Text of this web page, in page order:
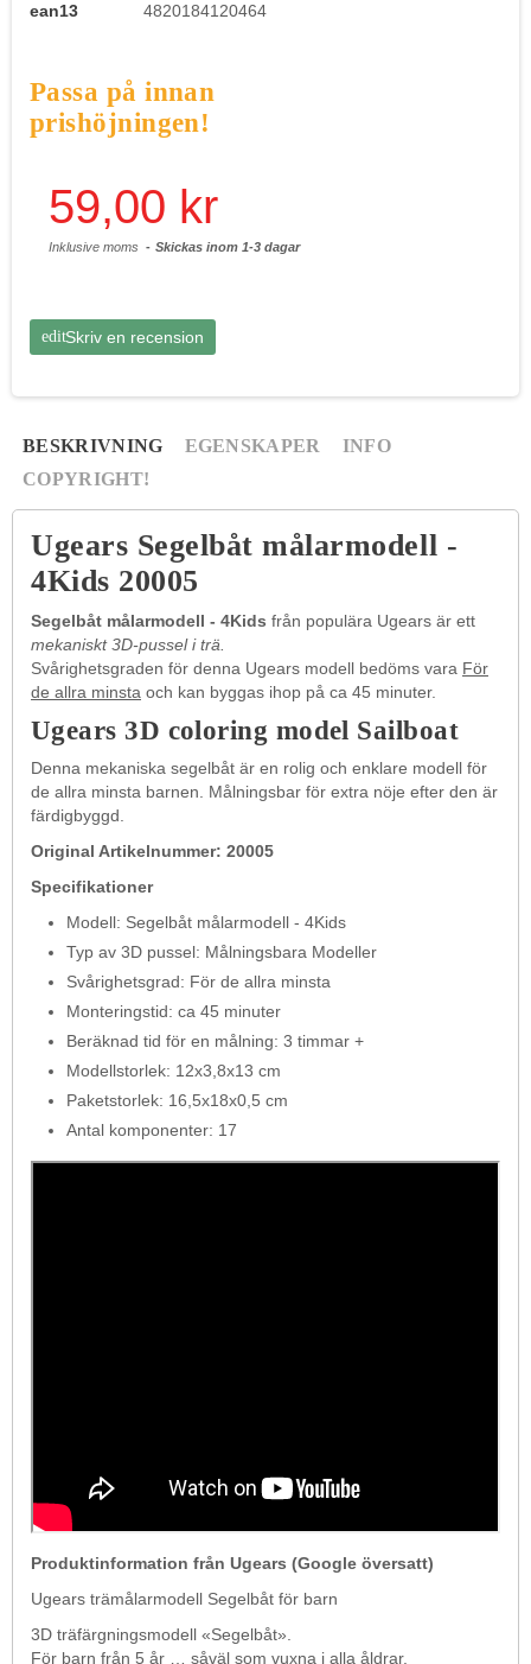
ean13
4820184120464
Passa på innan
prishöjningen!
59,00 kr
Inklusive moms Skickas inom 1-3 dagar
editSkriv en recension
BESKRIVNING EGENSKAPER
INFO
COPYRIGHT!
Ugears Segelbåt målarmodell -
4Kids 20005
Segelbåt målarmodell - 4Kids från populära Ugears är ett
mekaniskt 3D-pussel i trä.
Svårighetsgraden för denna Ugears modell bedöms vara För
de allra minsta och kan byggas ihop på ca 45 minuter.
Ugears 3D coloring model Sailboat
Denna mekaniska segelbåt är en rolig och enklare modell för
de allra minsta barnen. Målningsbar för extra nöje efter den är
färdigbyggd.
Original Artikelnummer: 20005
Specifikationer
Modell: Segelbåt målarmodell - 4Kids
Typ av 3D pussel: Målningsbara Modeller
Svårighetsgrad: För de allra minsta
Monteringstid: ca 45 minuter
Beräknad tid för en målning: 3 timmar +
Modellstorlek: 12x3,8x13 cm
Paketstorlek: 16,5x18x0,5 cm
Antal komponenter: 17
Produktinformation från Ugears (Google översatt)
Ugears trämålarmodell Segelbåt för barn
3D träfärgningsmodell «Segelbåt».
För barn från 5 år … såväl som vuxna i alla åldrar.